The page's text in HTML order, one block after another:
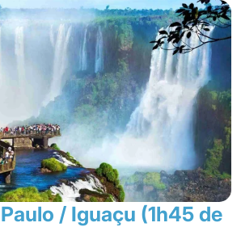
/ Iguaçu (1h45 de